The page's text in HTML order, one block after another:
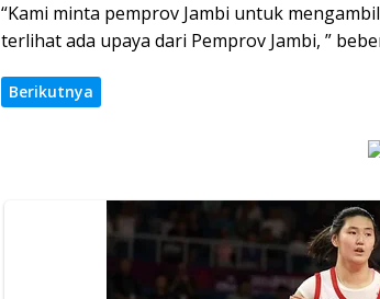
“Kami minta pemprov Jambi untuk
terlihat ada upaya dari Pemprov Jambi, ”
Berikutnya